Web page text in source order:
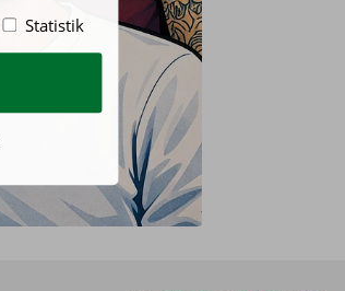
Statistik